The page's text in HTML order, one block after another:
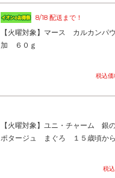
8/18 配送まで！
【火曜対象】マース カルカンパ
加 ６０ｇ
税込
【火曜対象】ユニ・チャーム
ポタージュ まぐろ １５歳頃か
税